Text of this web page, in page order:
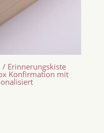
Erinnerungskiste
Konfirmation mit